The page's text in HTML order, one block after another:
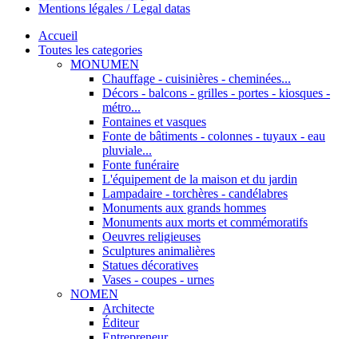
Mentions légales / Legal datas
Accueil
Toutes les categories
MONUMEN
Chauffage - cuisinières - cheminées...
Décors - balcons - grilles - portes - kiosques -
métro...
Fontaines et vasques
Fonte de bâtiments - colonnes - tuyaux - eau
pluviale...
Fonte funéraire
L'équipement de la maison et du jardin
Lampadaire - torchères - candélabres
Monuments aux grands hommes
Monuments aux morts et commémoratifs
Oeuvres religieuses
Sculptures animalières
Statues décoratives
Vases - coupes - urnes
NOMEN
Architecte
Éditeur